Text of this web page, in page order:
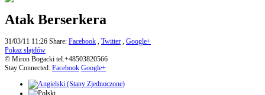
Atak Berserkera
31/03/11 11:26 Share: Facebook , Twitter , Google+
Pokaz slajdów
© Miron Bogacki tel.+48503820566
Stay Connected: Facebook Google+